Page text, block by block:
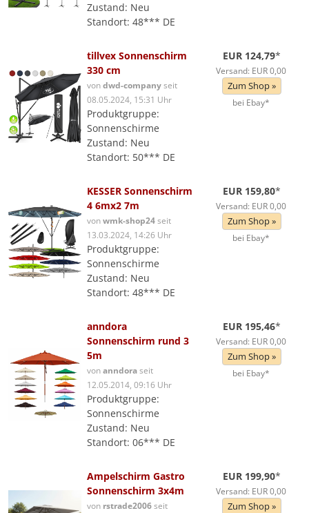
Zustand: Neu
Standort: 48*** DE
tillvex Sonnenschirm
330 cm
vondwd-companyseit
08.05.2024, 15:31 Uhr
Produktgruppe:
Sonnenschirme
Zustand: Neu
Standort: 50*** DE
EUR 124,79*
Versand: EUR 0,00
Zum Shop »
bei Ebay*
KESSER Sonnenschirm
4 6mx2 7m
vonwmk-shop24seit
13.03.2024, 14:26 Uhr
Produktgruppe:
Sonnenschirme
Zustand: Neu
Standort: 48*** DE
EUR 159,80*
Versand: EUR 0,00
Zum Shop »
bei Ebay*
anndora
Sonnenschirm rund 3
5m
vonanndoraseit
12.05.2014, 09:16 Uhr
Produktgruppe:
Sonnenschirme
Zustand: Neu
Standort: 06*** DE
EUR 195,46*
Versand: EUR 0,00
Zum Shop »
bei Ebay*
Ampelschirm Gastro
Sonnenschirm 3x4m
von rstrade2006seit
EUR 199,90*
Versand: EUR 0,00
Zum Shop »